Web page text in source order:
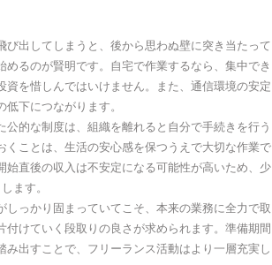
出してしまうと、後から思わぬ壁に突き当たって
るのが賢明です。自宅で作業するなら、集中でき
を惜しんではいけません。また、通信環境の安定
下につながります。
的な制度は、組織を離れると自分で手続きを行う
ことは、生活の安心感を保つうえで大切な作業で
直後の収入は不安定になる可能性が高いため、少
ます。
っかり固まっていてこそ、本来の業務に全力で取
けていく段取りの良さが求められます。準備期間
出すことで、フリーランス活動はより一層充実し